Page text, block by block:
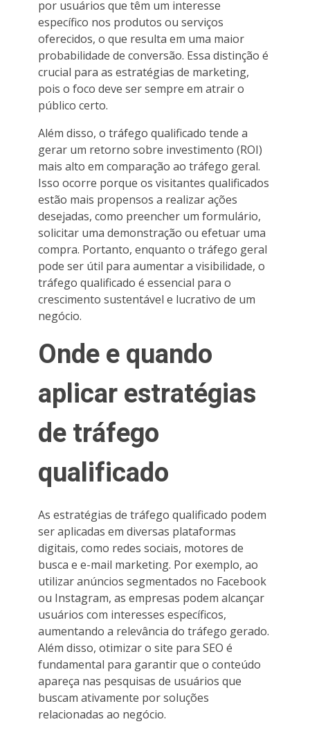
por usuários que têm um interesse
específico nos produtos ou serviços
oferecidos, o que resulta em uma maior
probabilidade de conversão. Essa distinção é
crucial para as estratégias de marketing,
pois o foco deve ser sempre em atrair o
público certo.
Além disso, o tráfego qualificado tende a
gerar um retorno sobre investimento (ROI)
mais alto em comparação ao tráfego geral.
Isso ocorre porque os visitantes qualificados
estão mais propensos a realizar ações
desejadas, como preencher um formulário,
solicitar uma demonstração ou efetuar uma
compra. Portanto, enquanto o tráfego geral
pode ser útil para aumentar a visibilidade, o
tráfego qualificado é essencial para o
crescimento sustentável e lucrativo de um
negócio.
Onde e quando
aplicar estratégias
de tráfego
qualificado
As estratégias de tráfego qualificado podem
ser aplicadas em diversas plataformas
digitais, como redes sociais, motores de
busca e e-mail marketing. Por exemplo, ao
utilizar anúncios segmentados no Facebook
ou Instagram, as empresas podem alcançar
usuários com interesses específicos,
aumentando a relevância do tráfego gerado.
Além disso, otimizar o site para SEO é
fundamental para garantir que o conteúdo
apareça nas pesquisas de usuários que
buscam ativamente por soluções
relacionadas ao negócio.